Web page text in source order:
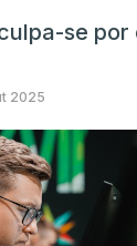
se
2025